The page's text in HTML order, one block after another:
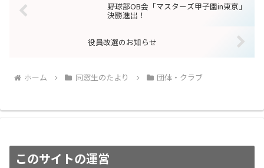
野球部OB会「マスターズ甲子園in東京」
決勝進出！
役員改選のお知らせ
ホーム 同窓生のたより 団体・クラブ
このサイトの運営